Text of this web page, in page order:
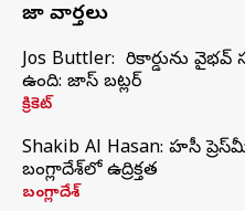
తాజా వార్తలు
Jos Buttler: నా రికార్డును
ఉంది: జాస్ బట్లర్
క్రికెట్
Shakib Al Hasan: హసీనా
బంగ్లాదేశ్‌లో ఉద్రిక్తత
బంగ్లాదేశ్